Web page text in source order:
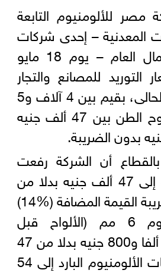
للألومنيوم التابعة
المعدنية – إحدى شركات
وزارة قطاع الأعمال العام – يوم 18 مايو
التوريد للمصانع والتجار
خلال شهر مايو الحالى، بقيم بين 4 آلاف و5
آلاف جنيه، ليتراوح الطن بين 47 ألف جنيه
أن الشركة رفعت
سعر طن السلك إلى 47 ألف جنيه بدلا من
43 ألفا، بدون ضريبة القيمة المضافة (%14)
ولفات الألومنيوم 6 مم (الألواح قبل
التقطيع) إلى 51 ألفا و800 جنيه بدلا من 47
ألفا و800 ، ولفات الألومنيوم البارد إلى 54